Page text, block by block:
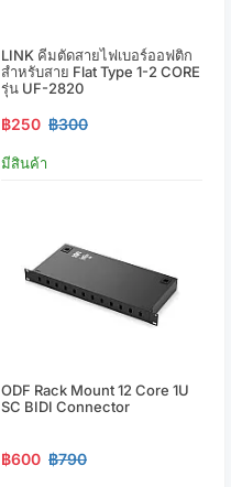
LINK คีมตัดสายไฟเบอร์ออฟติก
สำหรับสาย Flat Type 1-2 CORE
รุ่น UF-2820
฿250 ฿300
มีสินค้า
ODF Rack Mount 12 Core 1U
SC BIDI Connector
฿600 ฿790